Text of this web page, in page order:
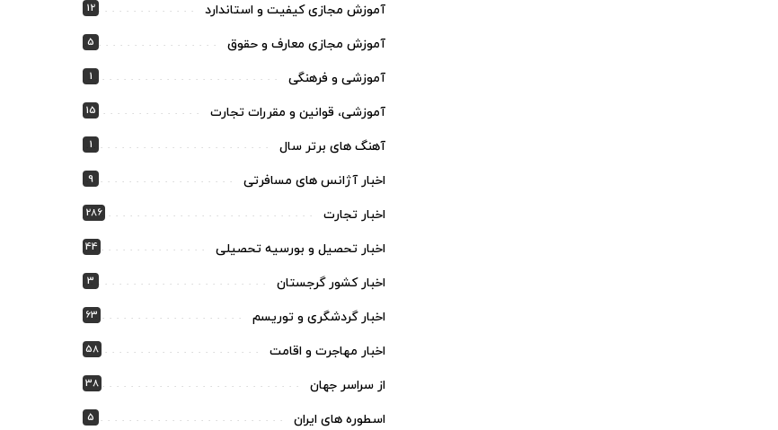
آموزش مجازی کیفیت و استاندارد 12
آموزش مجازی معارف و حقوق 5
آموزشی و فرهنگی 1
آموزشی، قوانین و مقررات تجارت 15
آهنگ های برتر سال 1
اخبار آژانس های مسافرتی 9
اخبار تجارت 286
اخبار تحصیل و بورسیه تحصیلی 44
اخبار کشور گرجستان 3
اخبار گردشگری و توریسم 63
اخبار مهاجرت و اقامت 58
از سراسر جهان 38
اسطوره های ایران 5